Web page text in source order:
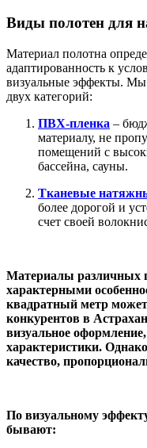
Виды полотен для
Материал полотна
адаптированность к
визуальные эффекты. Мы
двух категорий:
ПВХ-пленка –
материалу, не
помещений с
бассейна, сауны.
Тканевые
более дорогой и
счет своей
Материалы различных
характерными
квадратный метр
конкурентов в
визуальное
характеристики.
качество,
По визуальному
бывают: